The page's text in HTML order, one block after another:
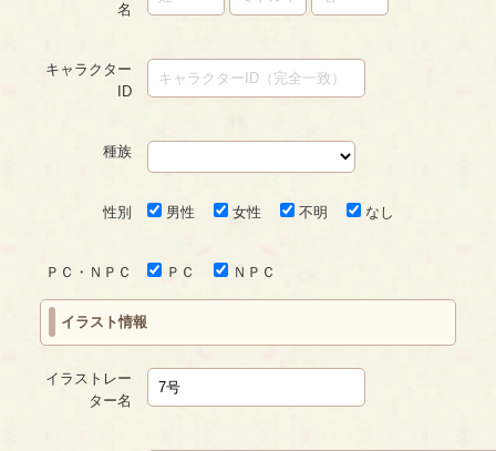
名
キャラクター
ID
種族
性別 男性 女性 不明 なし
ＰＣ・ＮＰＣ ＰＣ ＮＰＣ
イラスト情報
イラストレー
ター名